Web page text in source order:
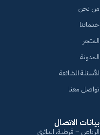
من نحن
خدماتنا
المتجر
المدونة
الأسئلة الشائعة
تواصل معنا
بيانات الاتصال
الرياض – قرطبة، الدائري